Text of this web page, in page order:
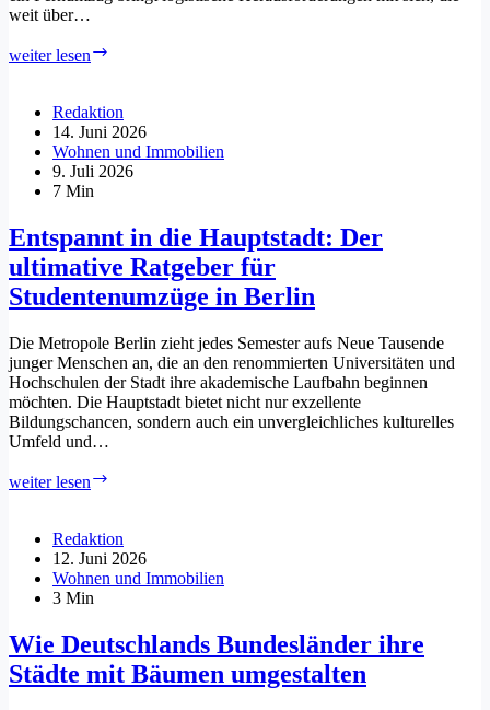
weit über…
weiter lesen
organisieren:
So
gelingt
der
Stress
Redaktion
14. Juni 2026
Wohnen und Immobilien
9. Juli 2026
7 Min
Entspannt in die Hauptstadt: Der
ultimative Ratgeber für
Studentenumzüge in Berlin
Die Metropole Berlin zieht jedes Semester aufs Neue Tausende
junger Menschen an, die an den renommierten Universitäten und
Hochschulen der Stadt ihre akademische Laufbahn beginnen
möchten. Die Hauptstadt bietet nicht nur exzellente
Bildungschancen, sondern auch ein unvergleichliches kulturelles
Umfeld und…
weiter lesen
Hauptstadt:
Der
ultimative
Studentenumzüge
in
Berlin
Redaktion
12. Juni 2026
Wohnen und Immobilien
3 Min
Wie Deutschlands Bundesländer ihre
Städte mit Bäumen umgestalten